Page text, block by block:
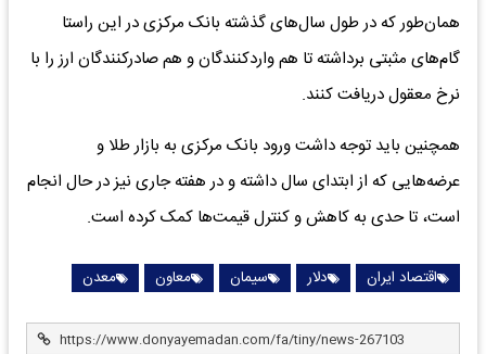
همان‌طور که در طول سال‌های گذشته بانک مرکزی در این راستا
گام‌های مثبتی برداشته تا هم واردکنندگان و هم صادرکنندگان ارز را با
نرخ معقول دریافت کنند.
همچنین باید توجه داشت ورود بانک مرکزی به بازار طلا و
عرضه‌هایی که از ابتدای سال داشته و در هفته جاری نیز در حال انجام
است، تا حدی به کاهش و کنترل قیمت‌ها کمک کرده است.
اقتصاد ایران دلار سیمان معاون معدن